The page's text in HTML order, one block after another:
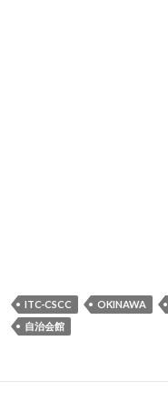
ITC-CSCC OKINAWA
自治会館